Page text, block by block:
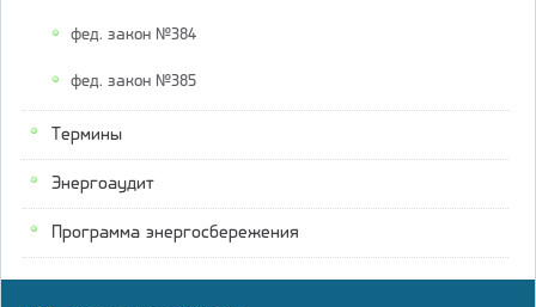
фед. закон №384
фед. закон №385
Термины
Энергоаудит
Программа энергосбережения